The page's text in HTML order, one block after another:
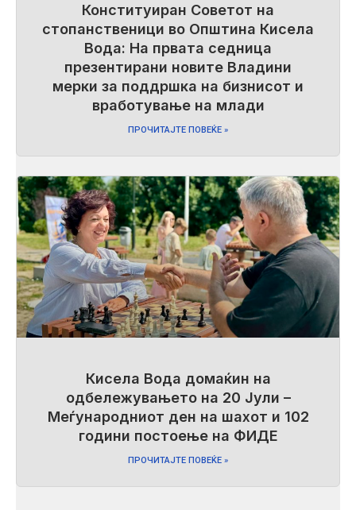
Конституиран Советот на
стопанственици во Општина Кисела
Вода: На првата седница
презентирани новите Владини
мерки за поддршка на бизнисот и
вработување на млади
ПРОЧИТАЈТЕ ПОВЕЌЕ »
Кисела Вода домаќин на
одбележувањето на 20 Јули –
Меѓународниот ден на шахот и 102
години постоење на ФИДЕ
ПРОЧИТАЈТЕ ПОВЕЌЕ »